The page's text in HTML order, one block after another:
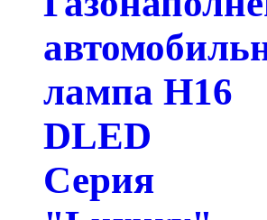
лампа H16
DLED
Серия